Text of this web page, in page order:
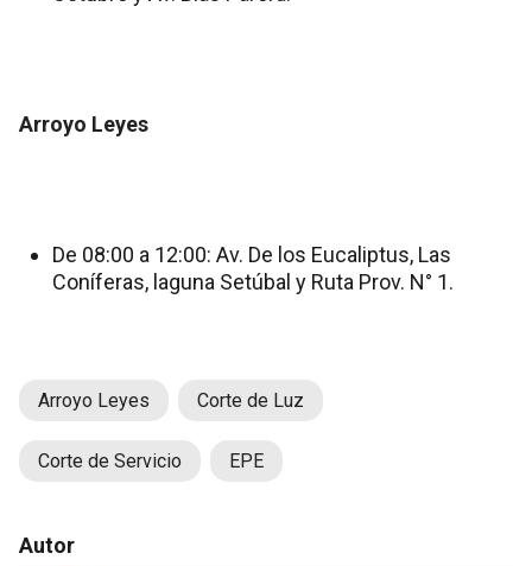
Arroyo Leyes
De 08:00 a 12:00: Av. De los Eucaliptus, Las
Coníferas, laguna Setúbal y Ruta Prov. N° 1.
Arroyo Leyes Corte de Luz
Corte de Servicio EPE
Autor